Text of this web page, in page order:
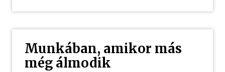
Munkában, amikor más
még álmodik